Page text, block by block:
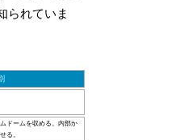
られていま
ドームを収める。内部か
る。